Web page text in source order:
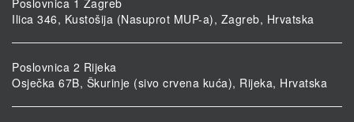
Poslovnica 1 Zagreb
Ilica 346, Kustošija (Nasuprot MUP-a), Zagreb, Hrvatska
Poslovnica 2 Rijeka
Osječka 67B, Škurinje (sivo crvena kuća), Rijeka, Hrvatska